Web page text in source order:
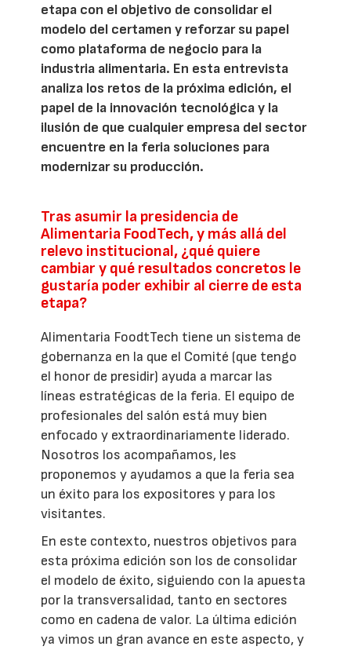
etapa con el objetivo de consolidar el
modelo del certamen y reforzar su papel
como plataforma de negocio para la
industria alimentaria. En esta entrevista
analiza los retos de la próxima edición, el
papel de la innovación tecnológica y la
ilusión de que cualquier empresa del sector
encuentre en la feria soluciones para
modernizar su producción.
Tras asumir la presidencia de
Alimentaria FoodTech, y más allá del
relevo institucional, ¿qué quiere
cambiar y qué resultados concretos le
gustaría poder exhibir al cierre de esta
etapa?
Alimentaria FoodtTech tiene un sistema de
gobernanza en la que el Comité (que tengo
el honor de presidir) ayuda a marcar las
líneas estratégicas de la feria. El equipo de
profesionales del salón está muy bien
enfocado y extraordinariamente liderado.
Nosotros los acompañamos, les
proponemos y ayudamos a que la feria sea
un éxito para los expositores y para los
visitantes.
En este contexto, nuestros objetivos para
esta próxima edición son los de consolidar
el modelo de éxito, siguiendo con la apuesta
por la transversalidad, tanto en sectores
como en cadena de valor. La última edición
ya vimos un gran avance en este aspecto, y